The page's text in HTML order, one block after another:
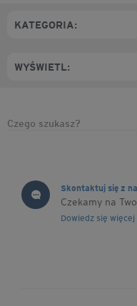
KATEGORIA:
WYŚWIETL:
Skontaktuj się z
Czekamy na
Dowiedz się więcej